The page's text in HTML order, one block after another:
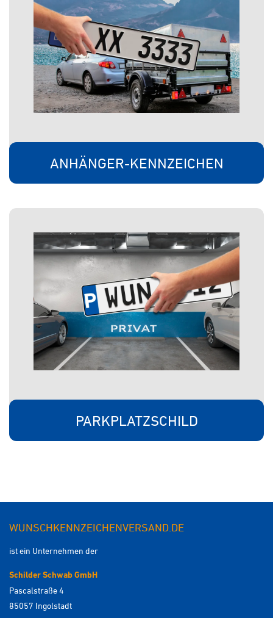
ANHÄNGER-KENNZEICHEN
PARKPLATZSCHILD
WUNSCHKENNZEICHENVERSAND.DE
ist ein Unternehmen der
Schilder Schwab GmbH
Pascalstraße 4
85057 Ingolstadt